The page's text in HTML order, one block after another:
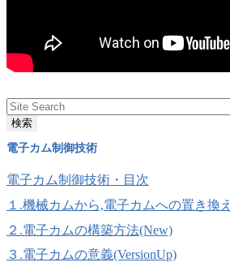
電子カム制御技術
電子カム制御技術・目次
１.機械カムから,電子カムへの置き換え
２.電子カムの構築方法(New)
３.電子カムの意義(VersionUp)